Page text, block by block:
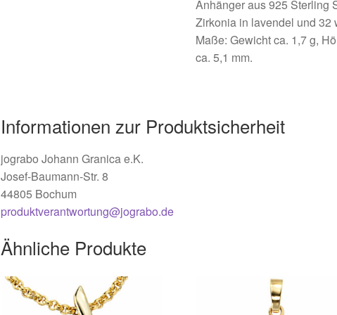
Anhänger aus 925 Sterling
Zirkonia in lavendel und 32
Maße: Gewicht ca. 1,7 g,
ca. 5,1 mm.
Informationen zur Produktsicherheit
jograbo Johann Granica e.K.
Josef-Baumann-Str. 8
44805 Bochum
produktverantwortung@jograbo.de
Ähnliche Produkte